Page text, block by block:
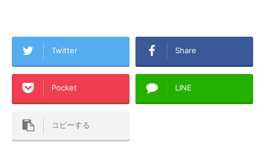
Twitter Share
Pocket LINE
コピーする